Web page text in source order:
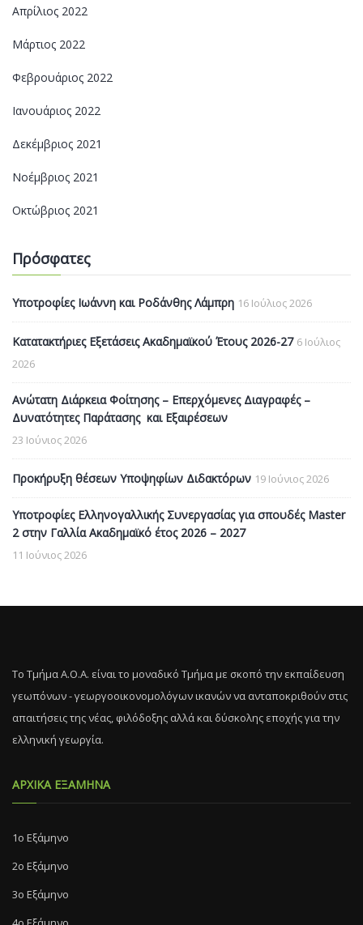
Απρίλιος 2022
Μάρτιος 2022
Φεβρουάριος 2022
Ιανουάριος 2022
Δεκέμβριος 2021
Νοέμβριος 2021
Οκτώβριος 2021
Πρόσφατες
Υποτροφίες Ιωάννη και Ροδάνθης Λάμπρη 16 Ιούλιος 2026
Κατατακτήριες Εξετάσεις Ακαδημαϊκού Έτους 2026-27 6 Ιούλιος
2026
Ανώτατη Διάρκεια Φοίτησης – Επερχόμενες Διαγραφές –
Δυνατότητες Παράτασης και Εξαιρέσεων
23 Ιούνιος 2026
Προκήρυξη θέσεων Υποψηφίων Διδακτόρων 19 Ιούνιος 2026
Υποτροφίες Ελληνογαλλικής Συνεργασίας για σπουδές Master
2 στην Γαλλία Ακαδημαϊκό έτος 2026 – 2027
11 Ιούνιος 2026
Το Τμήμα Α.Ο.Α. είναι το μοναδικό Τμήμα με σκοπό την εκπαίδευση
γεωπόνων - γεωργοοικονομολόγων ικανών να ανταποκριθούν στις
απαιτήσεις της νέας, φιλόδοξης αλλά και δύσκολης εποχής για την
ελληνική γεωργία.
ΑΡΧΙΚΑ ΕΞΑΜΗΝΑ
1ο Εξάμηνο
2ο Εξάμηνο
3ο Εξάμηνο